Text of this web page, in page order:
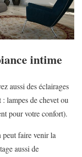
intime
aussi des éclairages
lampes de chevet ou
pour votre confort).
peut faire venir la
aussi de